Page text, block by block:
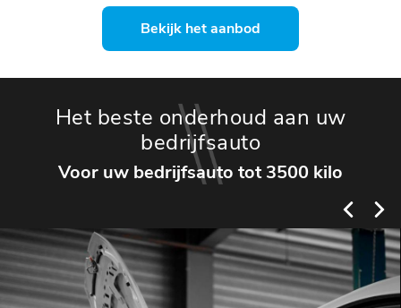
Bekijk het aanbod
Het beste onderhoud aan uw
bedrijfsauto
Voor uw bedrijfsauto tot 3500 kilo